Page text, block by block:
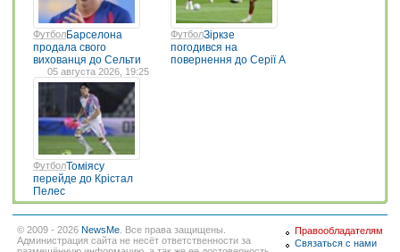
ФутболБарселона
продала свого
вихованця до Сельти
ФутболЗіркзе
погодився на
повернення до Серії А
05 августа 2026, 19:25
ФутболТоміясу
перейде до Крістал
Пелес
© 2009 - 2026 NewsMe . Все права защищены.
Администрация сайта не несёт ответственности за
Правообладателям
Связаться с нами